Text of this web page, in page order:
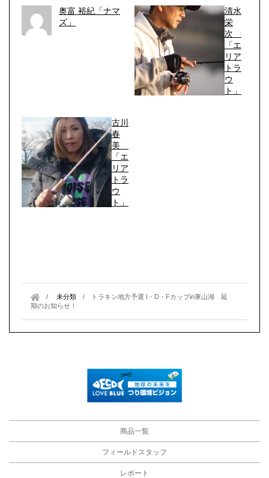
奥富 裕紀「ナマ
ズ」
清水
栄
次
「エ
リア
トラ
ウ
ト」
古川
春
美
「エ
リア
トラ
ウ
ト」
未分類 /
トラキン地方予選 I・D・Fカップin東山湖 延
期のお知らせ！
商品一覧
フィールドスタッフ
レポート